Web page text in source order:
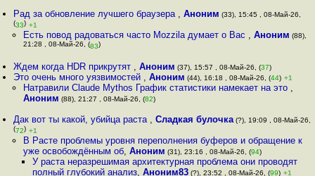
Рад за обновление лучшего браузера ,Аноним (33), 15:45 , 08-Май-26,
(33) +1
Есть повод радоваться часто Mozzila думает о Вас , Аноним (88),
21:28 , 08-Май-26, (83)
Ждем когда HDR прикрутят ,Аноним (37), 15:57 , 08-Май-26, (37)
Это очень много уязвимостей ,Аноним (44), 16:18 , 08-Май-26, (44) +1
Натравили Claude Mythos График статистики намекает на это ,
Аноним (88), 21:27 , 08-Май-26, (82)
Дак вот ты какой, убийца раста ,Сладкая булочка (?), 19:09 , 08-Май-26,
(72) +1
В Расте проблемы уровня переполнения буферов и обращение к
уже освобождённым об, Аноним (31), 23:16 , 08-Май-26, (94)
У раста неразрешимая архитектурная проблема они проводят
полный глубокий анализ, Аноним83(?), 23:52 , 08-Май-26, (99) +1